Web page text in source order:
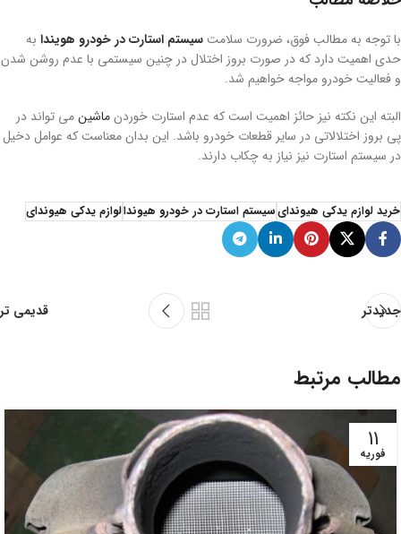
با توجه به مطالب فوق، ضرورت سلامتسیستم استارت در خودرو هویندا به
حدی اهمیت دارد که در صورت بروز اختلال در چنین سیستمی با عدم روشن شدن
و فعالیت خودرو مواجه خواهیم شد.
البته این نکته نیز حائز اهمیت است که عدم استارت خوردنماشینمی تواند در
پی بروز اختلالاتی در سایر قطعات خودرو باشد. این بدان معناست که عوامل دخیل
در سیستم استارت نیز نیاز به چکاب دارند.
خرید لوازم یدکی هیوندایسیستم استارت در خودرو هیوندالوازم یدکی هیوندای
جدیدتر قدیمی تر
مطالب مرتبط
11
فوریه